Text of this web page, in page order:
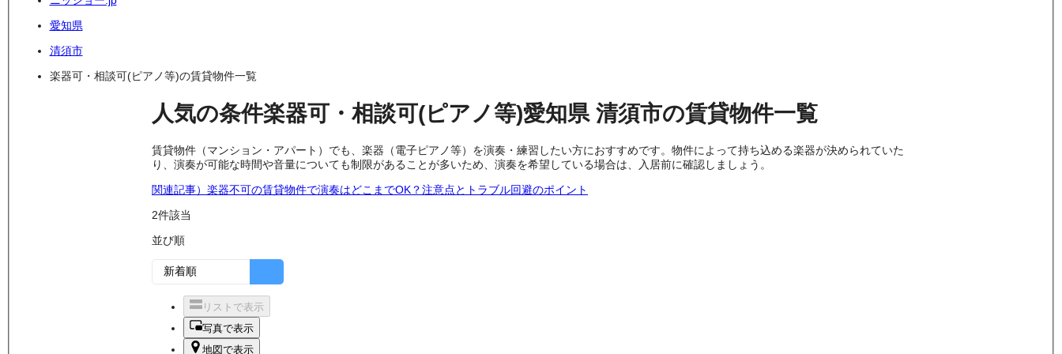
愛知県
清須市
楽器可・相談可(ピアノ等)の賃貸物件一覧
人気の条件楽器可・相談可(ピアノ等)愛知県 清須市の賃貸物件一覧
賃貸物件（マンション・アパート）でも、楽器（電子ピアノ等）を演奏・練習したい方におすすめです。物件によって持ち込める楽器が決められていた
り、演奏が可能な時間や音量についても制限があることが多いため、演奏を希望している場合は、入居前に確認しましょう。
関連記事）楽器不可の賃貸物件で演奏はどこまでOK？注意点とトラブル回避のポイント
2件該当
並び順
リストで表示
写真で表示
地図で表示